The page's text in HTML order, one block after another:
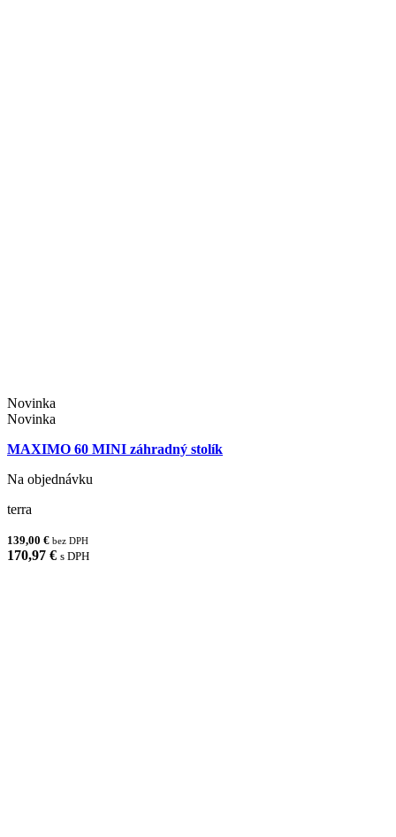
Novinka
Novinka
MAXIMO 60 MINI záhradný stolík
Na objednávku
terra
139,00 € bez DPH
170,97 € s DPH